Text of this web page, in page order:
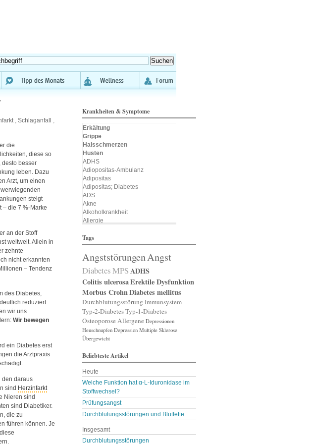
, Schlaganfall
,
die
diese so
desto besser
leben. Dazu
Arzt, um einen
steigt
– die 7 %-Marke
an der Stoff
weltweit. Allein in
zehnte
nicht erkannten
– Tendenz
des Diabetes,
reduziert
wir uns
Wir bewegen
ein Diabetes erst
die Arztpraxis
den daraus
sind Herzinfarkt
Nieren sind
sind Diabetiker.
die zu
führen können. Je
Krankheiten & Symptome
Erkältung
Grippe
Halsschmerzen
Husten
ADHS
Adiopositas-Ambulanz
Adipositas
Adipositas; Diabetes
ADS
Akne
Alkoholkrankheit
Allergie
Allergischer Schnupfen
Alzheimer
Amputation
Angst
Angststörung
Angststörungen
App
Arterienverengung
Arteriosklerose
Arthritis
Arthrose
Arzneimittelunverträg …
Augenerkrankungen
Autismus
Bakterien
Bakterienansiedlung
Ballast-Stoffe
Bauchschmerzen
Biomarker
Blähungen
Blasenschwäche
Blutdruck
Tags
AngststörungenAngst
DiabetesMPSADHS
Colitis ulcerosaErektile Dysfunktion
Morbus CrohnDiabetes mellitus
Durchblutungsstörung Immunsystem
Typ-2-DiabetesTyp-1-Diabetes
Osteoporose Allergene Depressionen
Heuschnupfen Depression Multiple Sklerose
Übergewicht
Beliebteste Artikel
Heute
Welche Funktion hat α-L-Iduronidase im
Stoffwechsel?
Prüfungsangst
Durchblutungsstörungen und Blutfette
Insgesamt
Durchblutungsstörungen